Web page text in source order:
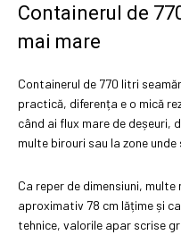
Containerul de
mai mare
Containerul de 770 litri
practică, diferența e o mică
când ai flux mare de deșeuri,
multe birouri sau la zone
Ca reper de dimensiuni, multe
aproximativ 78 cm lățime și
tehnice, valorile apar scrise